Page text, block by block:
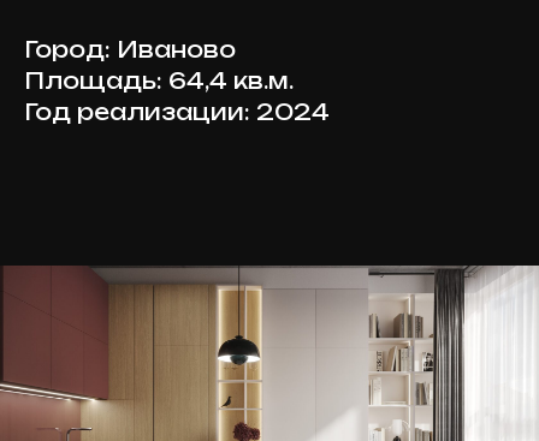
Город: Иваново
Площадь: 64,4 кв.м.
Год реализации: 2024